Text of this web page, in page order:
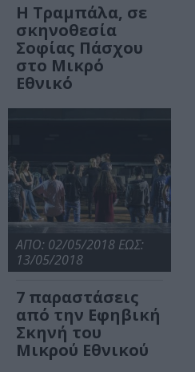
Η Τραμπάλα, σε
σκηνοθεσία
Σοφίας Πάσχου
στο Μικρό
Εθνικό
ΑΠΟ: 02/05/2018 ΕΩΣ:
13/05/2018
7 παραστάσεις
από την Εφηβική
Σκηνή του
Μικρού Εθνικού